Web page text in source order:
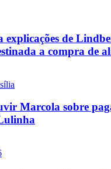
explicações de
a compra de
Marcola sobre